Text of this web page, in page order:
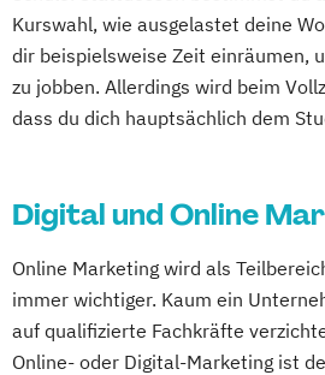
Kurswahl, wie ausgelastet deine
dir beispielsweise Zeit einräumen,
zu jobben. Allerdings wird beim
dass du dich hauptsächlich dem
Digital und Online
Online Marketing wird als
immer wichtiger. Kaum ein
auf qualifizierte Fachkräfte
Online- oder Digital-Marketing ist